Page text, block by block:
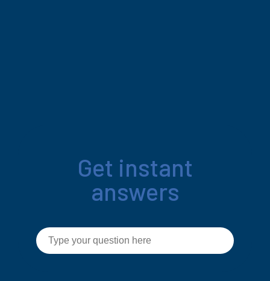
Get instant
answers